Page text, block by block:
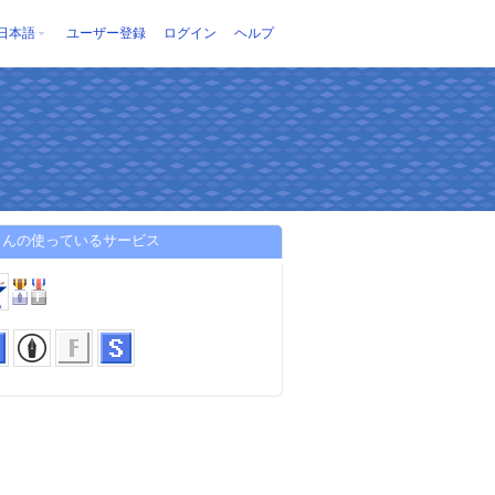
本語 ユーザー登録 ログイン ヘルプ
の使っているサービス